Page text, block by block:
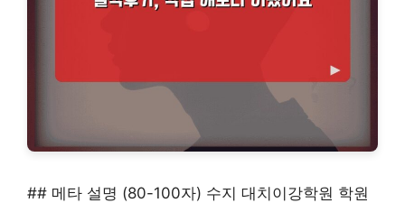
## 메타 설명 (80-100자) 수지 대치이강학원 학원